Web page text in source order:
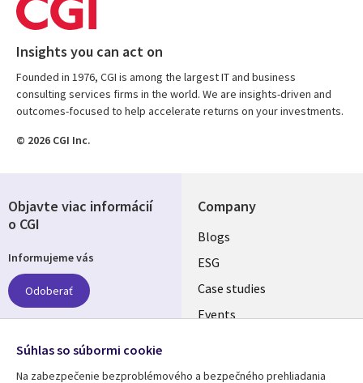
Insights you can act on
Founded in 1976, CGI is among the largest IT and business
consulting services firms in the world. We are insights-driven and
outcomes-focused to help accelerate returns on your investments.
© 2026 CGI Inc.
Company
Useful
links
SLOVAKIA
Blogs
ESG
Case studies
Events
Objavte viac informácií
o CGI
Informujeme vás
Odoberať
Follow us
Social
Súhlas so súbormi cookie
Na zabezpečenie bezproblémového a bezpečného prehliadania